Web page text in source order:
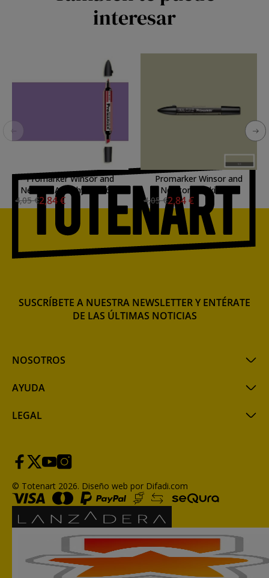
interesar
Promarker Winsor and
Newton Amethyste V626
4,05 €2,84 €
Promarker Winsor and
Newton Khaki Y616
4,05 €2,84 €
NOSOTROS
AYUDA
LEGAL
SUSCRÍBETE A NUESTRA NEWSLETTER Y ENTÉRATE
DE LAS ÚLTIMAS NOTICIAS
© Totenart 2026. Diseño web por Difadi.com